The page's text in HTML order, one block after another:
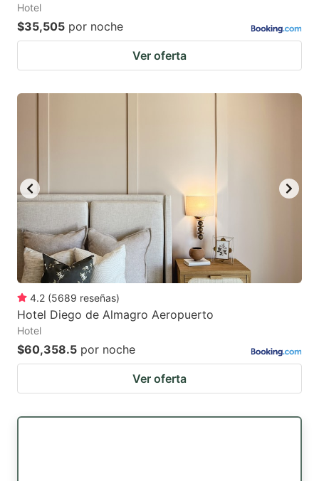
Hotel
$35,505 por noche
Ver oferta
4.2 (5689 reseñas)
Hotel Diego de Almagro Aeropuerto
Hotel
$60,358.5 por noche
Ver oferta